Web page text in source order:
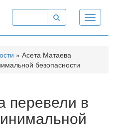
Toggle
» Асета Матаева
безопасности
перевели в